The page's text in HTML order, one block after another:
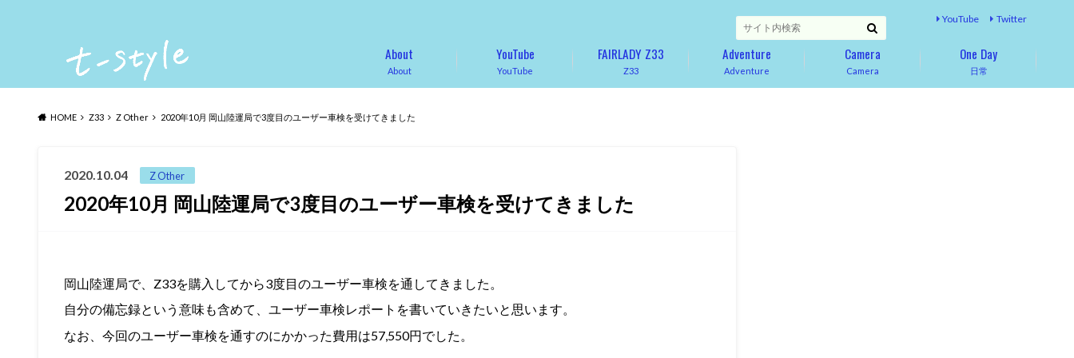
YouTube Twitter
About
About
YouTube
YouTube
Z33
FAIRLADY Z33
Adventure
Adventure
Camera
Camera
日常
One Day
HOME Z33 Z Other 2020年10月 岡山陸運局で3度目のユーザー車検を受けてきました
2020.10.04 Z Other
2020年10月 岡山陸運局で3度目のユーザー車検を受けてきました
岡山陸運局で、Z33を購入してから3度目のユーザー車検を通してきました。
自分の備忘録という意味も含めて、ユーザー車検レポートを書いていきたいと思います。
なお、今回のユーザー車検を通すのにかかった費用は57,550円でした。